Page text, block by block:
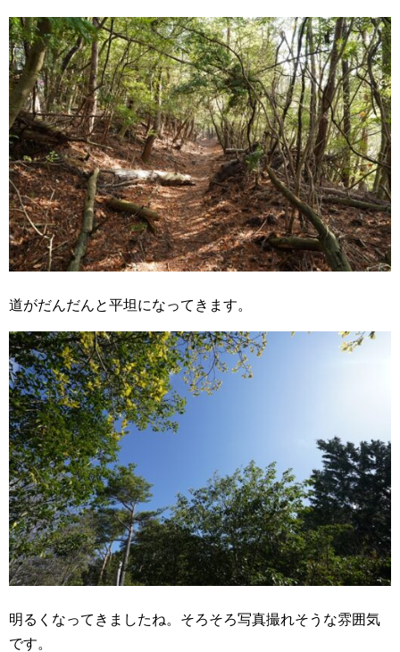
道がだんだんと平坦になってきます。
明るくなってきましたね。そろそろ写真撮れそうな雰囲気
です。